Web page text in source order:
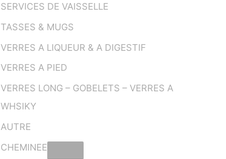
SERVICES DE VAISSELLE
TASSES & MUGS
VERRES A LIQUEUR & A DIGESTIF
VERRES A PIED
VERRES LONG – GOBELETS – VERRES A
WHSIKY
AUTRE
CHEMINEE